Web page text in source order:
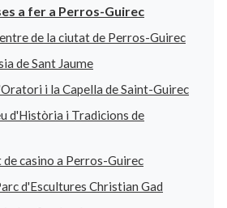
a fer a Perros-Guirec
de la ciutat de Perros-Guirec
de Sant Jaume
i la Capella de Saint-Guirec
d'Història i Tradicions de
de casino a Perros-Guirec
d'Escultures Christian Gad